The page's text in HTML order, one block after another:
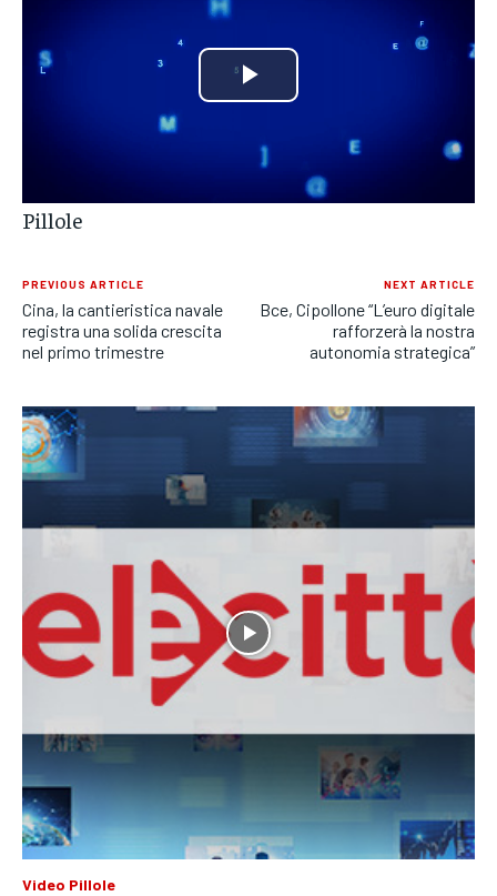
ECONOMIA
ECONOMIA
CONTATTI
ECONOMIA
CONTATTI
Play
Video
Pillole
PREVIOUS ARTICLE
Cina, la cantieristica navale
registra una solida crescita
nel primo trimestre
NEXT ARTICLE
Bce, Cipollone “L’euro digitale
rafforzerà la nostra
autonomia strategica”
Video Pillole